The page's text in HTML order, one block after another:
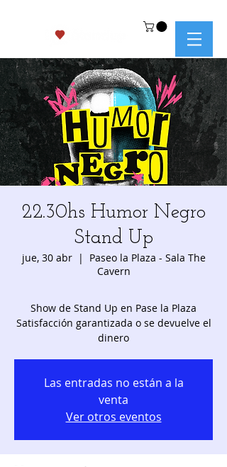
22.30hs Humor Negro
Stand Up
jue, 30 abr
  |
Paseo la Plaza - Sala The
Cavern
Show de Stand Up en Pase la Plaza
Satisfacción garantizada o se devuelve el
dinero
Las entradas no están a la
venta
Ver otros eventos